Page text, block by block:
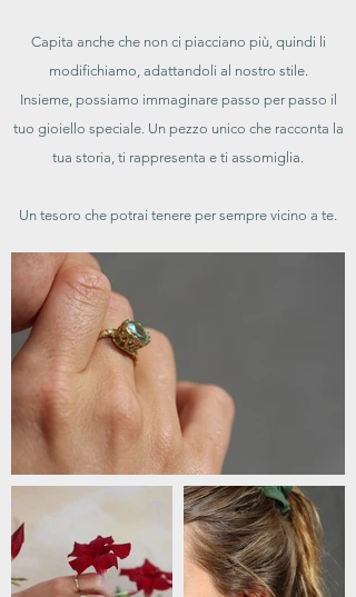
Capita anche che non ci piacciano più, quindi li
modifichiamo, adattandoli al nostro stile.
Insieme, possiamo immaginare passo per passo il
tuo gioiello speciale. Un pezzo unico che racconta la
tua storia, ti rappresenta e ti assomiglia.
Un tesoro che potrai tenere per sempre vicino a te.